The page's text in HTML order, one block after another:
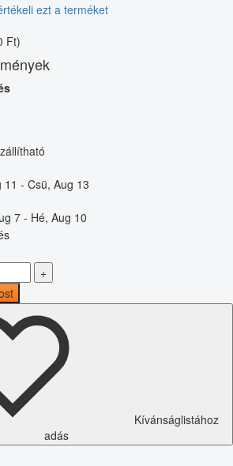
ezt a terméket
Ft)
11 - Csü, Aug 13
7 - Hé, Aug 10
+
Kívánságlistához
adás